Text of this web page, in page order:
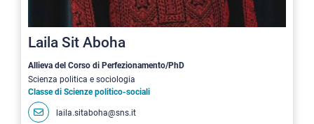
Laila Sit Aboha
Allieva del Corso di Perfezionamento/PhD
Scienza politica e sociologia
Classe di Scienze politico-sociali
laila.sitaboha@sns.it